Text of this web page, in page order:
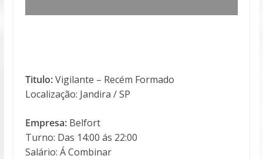
Titulo:Vigilante – Recém Formado
Localização: Jandira / SP
Empresa:Belfort
Turno: Das 14:00 ás 22:00
Salário: Á Combinar